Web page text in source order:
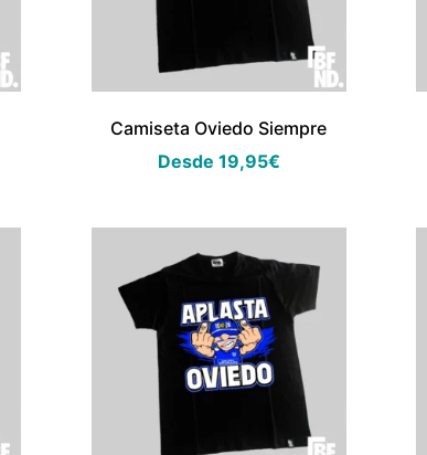
Camiseta Oviedo Siempre
Desde 19,95€